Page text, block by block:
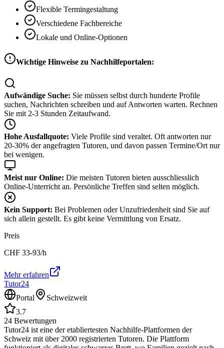
Flexible Termingestaltung
Verschiedene Fachbereiche
Lokale und Online-Optionen
Wichtige Hinweise zu Nachhilfeportalen:
Aufwändige Suche: Sie müssen selbst durch hunderte Profile
suchen, Nachrichten schreiben und auf Antworten warten. Rechnen
Sie mit 2-3 Stunden Zeitaufwand.
Hohe Ausfallquote: Viele Profile sind veraltet. Oft antworten nur
20-30% der angefragten Tutoren, und davon passen Termine/Ort nur
bei wenigen.
Meist nur Online: Die meisten Tutoren bieten ausschliesslich
Online-Unterricht an. Persönliche Treffen sind selten möglich.
Kein Support: Bei Problemen oder Unzufriedenheit sind Sie auf
sich allein gestellt. Es gibt keine Vermittlung von Ersatz.
Preis
CHF 33-93/h
Mehr erfahren
Tutor24
Portal
Schweizweit
3.7
24 Bewertungen
Tutor24 ist eine der etabliertesten Nachhilfe-Plattformen der
Schweiz mit über 2000 registrierten Tutoren. Die Plattform